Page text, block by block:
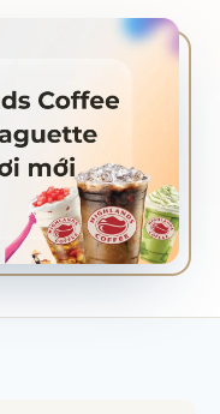
hiện đại
Channel
tử